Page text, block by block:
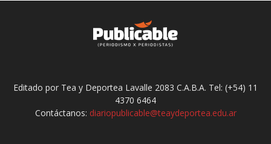
Editado por Tea y Deportea Lavalle 2083 C.A.B.A. Tel: (+54) 11
4370 6464
Contáctanos: diariopublicable@teaydeportea.edu.ar